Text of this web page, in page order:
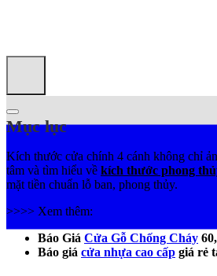
Mục lục
Kích thước cửa chính 4 cánh không chỉ
tâm và tìm hiểu về kích thước phong
mặt tiền chuẩn lỗ ban, phong thủy.
>>>> Xem thêm:
Báo Giá Cửa Gỗ Chống Cháy
Báo giá cửa nhựa cao cấp giá rẻ